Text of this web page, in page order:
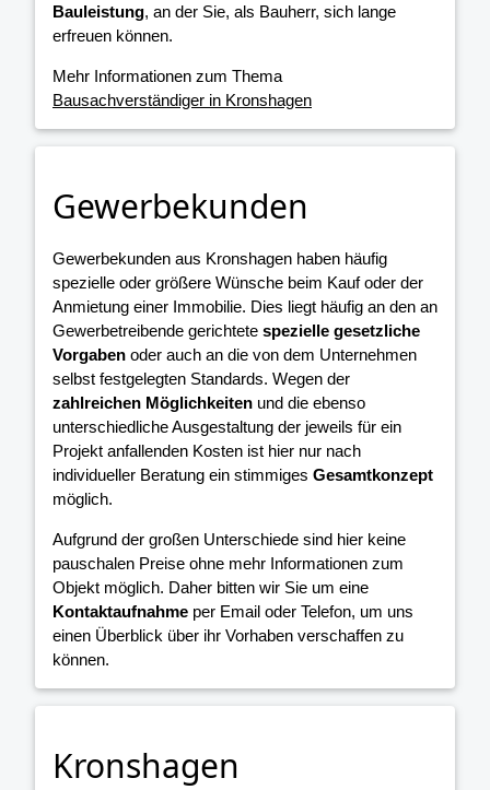
Bauleistung, an der Sie, als Bauherr, sich lange
erfreuen können.
Mehr Informationen zum Thema
Bausachverständiger in Kronshagen
Gewerbekunden
Gewerbekunden aus Kronshagen haben häufig
spezielle oder größere Wünsche beim Kauf oder der
Anmietung einer Immobilie. Dies liegt häufig an den an
Gewerbetreibende gerichtete spezielle gesetzliche
Vorgaben oder auch an die von dem Unternehmen
selbst festgelegten Standards. Wegen der
zahlreichen Möglichkeiten und die ebenso
unterschiedliche Ausgestaltung der jeweils für ein
Projekt anfallenden Kosten ist hier nur nach
individueller Beratung ein stimmiges Gesamtkonzept
möglich.
Aufgrund der großen Unterschiede sind hier keine
pauschalen Preise ohne mehr Informationen zum
Objekt möglich. Daher bitten wir Sie um eine
Kontaktaufnahme per Email oder Telefon, um uns
einen Überblick über ihr Vorhaben verschaffen zu
können.
Kronshagen